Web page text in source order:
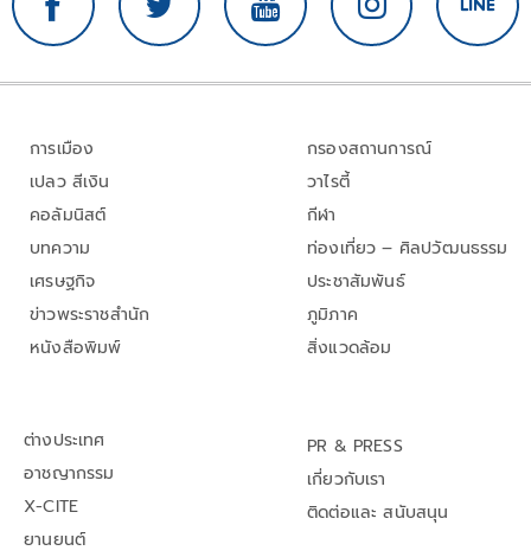
การเมือง
เปลว สีเงิน
คอลัมนิสต์
บทความ
เศรษฐกิจ
ข่าวพระราชสำนัก
หนังสือพิมพ์
กรองสถานการณ์
วาไรตี้
กีฬา
ท่องเที่ยว – ศิลปวัฒนธรรม
ประชาสัมพันธ์
ภูมิภาค
สิ่งแวดล้อม
ต่างประเทศ
อาชญากรรม
X-CITE
ยานยนต์
PR & PRESS
เกี่ยวกับเรา
ติดต่อและ สนับสนุน